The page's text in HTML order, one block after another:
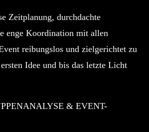
Zeitplanung, durchdachte
enge Koordination mit allen
reibungslos und zielgerichtet zu
Idee und bis das letzte Licht
& EVENT-